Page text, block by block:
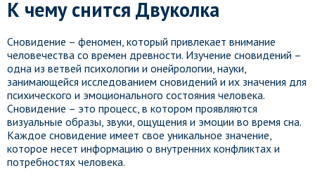
К чему снится Двуколка
Сновидение – феномен, который привлекает внимание
человечества со времен древности. Изучение сновидений –
одна из ветвей психологии и онейрологии, науки,
занимающейся исследованием сновидений и их значения для
психического и эмоционального состояния человека.
Сновидение – это процесс, в котором проявляются
визуальные образы, звуки, ощущения и эмоции во время сна.
Каждое сновидение имеет свое уникальное значение,
которое несет информацию о внутренних конфликтах и
потребностях человека.